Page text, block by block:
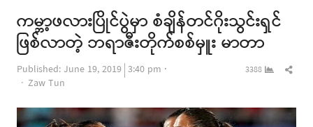
panel
ကမ္ဘာ့ဖလားပြိုင်ပွဲမှာ စံချိန်တင်ဂိုးသွင်းရှင်
ဖြစ်လာတဲ့ ဘရာဇီးတိုက်စစ်မှူး မာတာ
Published:June 19, 2019 3:40 pm
Author
Zaw Tun
3388